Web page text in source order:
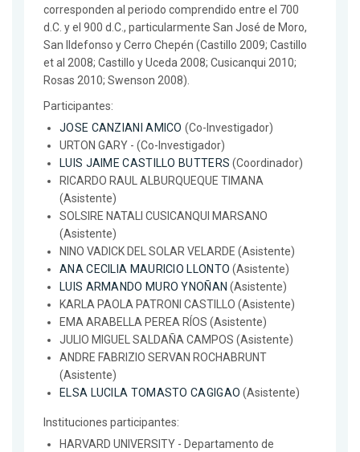
corresponden al periodo comprendido entre el 700
d.C. y el 900 d.C., particularmente San José de Moro,
San Ildefonso y Cerro Chepén (Castillo 2009; Castillo
et al 2008; Castillo y Uceda 2008; Cusicanqui 2010;
Rosas 2010; Swenson 2008).
Participantes:
JOSE CANZIANI AMICO (Co-Investigador)
URTON GARY - (Co-Investigador)
LUIS JAIME CASTILLO BUTTERS (Coordinador)
RICARDO RAUL ALBURQUEQUE TIMANA
(Asistente)
SOLSIRE NATALI CUSICANQUI MARSANO
(Asistente)
NINO VADICK DEL SOLAR VELARDE (Asistente)
ANA CECILIA MAURICIO LLONTO (Asistente)
LUIS ARMANDO MURO YNOÑAN (Asistente)
KARLA PAOLA PATRONI CASTILLO (Asistente)
EMA ARABELLA PEREA RÍOS (Asistente)
JULIO MIGUEL SALDAÑA CAMPOS (Asistente)
ANDRE FABRIZIO SERVAN ROCHABRUNT
(Asistente)
ELSA LUCILA TOMASTO CAGIGAO (Asistente)
Instituciones participantes:
HARVARD UNIVERSITY - Departamento de